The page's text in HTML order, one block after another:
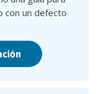
con un defecto